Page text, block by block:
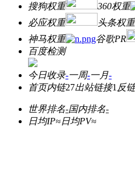
搜狗权重
360权重
必应权重
头条权重
神马权重
谷歌PR
百度检测
今日收录-一周-一月-
首页内链27出站链接1 反链
世界排名-国内排名-
日均IP≈日均PV≈